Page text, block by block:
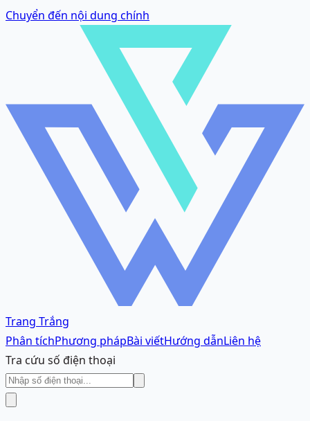
Chuyển đến nội dung chính
Trang Trắng
Phân tíchPhương phápBài viếtHướng dẫnLiên hệ
Tra cứu số điện thoại